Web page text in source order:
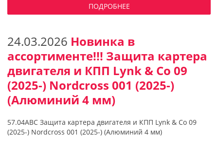
ПОДРОБНЕЕ
24.03.2026 Новинка в
ассортименте!!! Защита картера
двигателя и КПП Lynk & Co 09
(2025-) Nordcross 001 (2025-)
(Алюминий 4 мм)
57.04ABC Защита картера двигателя и КПП Lynk & Co 09
(2025-) Nordcross 001 (2025-) (Алюминий 4 мм)